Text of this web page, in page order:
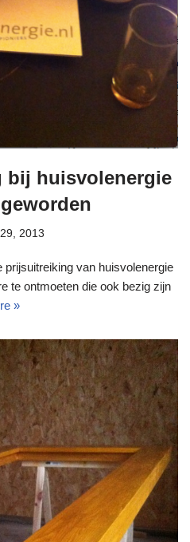
bij huisvolenergie
2013
prijsuitreiking van huisvolenergie
te ontmoeten die ook bezig zijn
»